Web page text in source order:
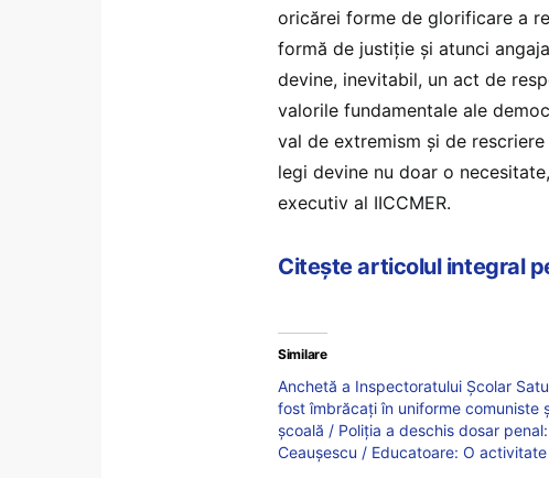
oricărei forme de glorificare a
formă de justiţie şi atunci
devine, inevitabil, un act de
valorile fundamentale ale
val de extremism şi de
legi devine nu doar o
executiv al IICCMER.
Citește articolul integral
Similare
Anchetă a Inspectoratului Școlar
fost îmbrăcați în uniforme
școală / Poliția a deschis dosar
Ceaușescu / Educatoare: O